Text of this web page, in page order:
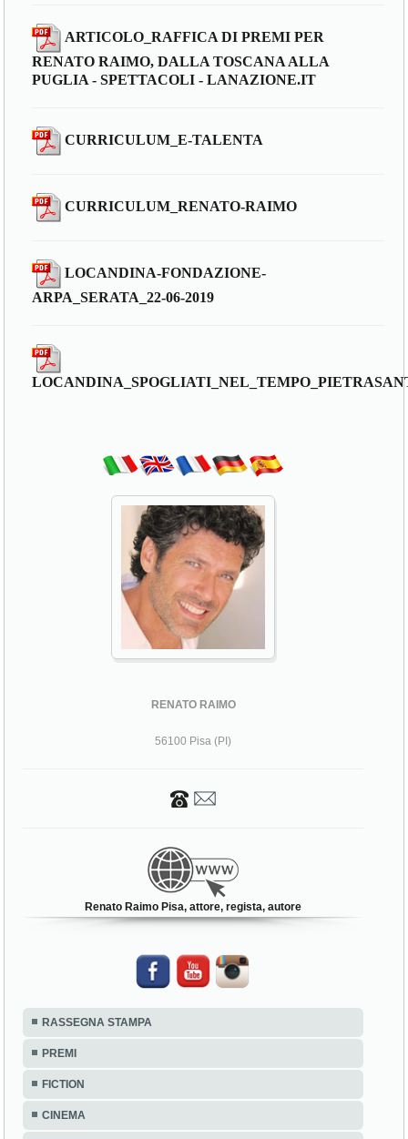
ARTICOLO_RAFFICA DI PREMI PER
RENATO RAIMO, DALLA TOSCANA ALLA
PUGLIA - SPETTACOLI - LANAZIONE.IT
CURRICULUM_E-TALENTA
CURRICULUM_RENATO-RAIMO
LOCANDINA-FONDAZIONE-
ARPA_SERATA_22-06-2019
RENATO RAIMO
56100 Pisa (PI)
Renato Raimo Pisa, attore, regista, autore
RASSEGNA STAMPA
PREMI
FICTION
CINEMA